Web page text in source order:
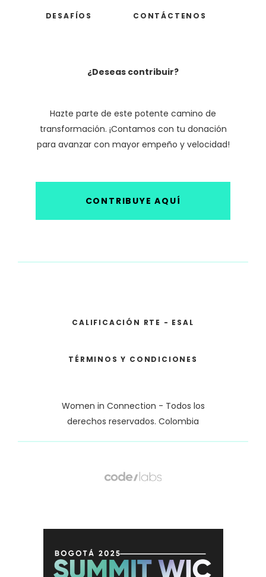
DESAFÍOS CONTÁCTENOS
¿Deseas contribuir?
Hazte parte de este potente camino de
transformación. ¡Contamos con tu donación
para avanzar con mayor empeño y velocidad!
CONTRIBUYE AQUÍ
Women in Connection - Todos los
derechos reservados. Colombia
TÉRMINOS Y CONDICIONES
CALIFICACIÓN RTE - ESAL